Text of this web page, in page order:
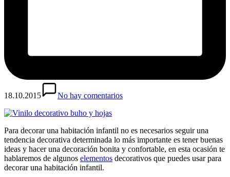
18.10.2015 No hay comentarios
Para decorar una habitación infantil no es necesarios seguir una
tendencia decorativa determinada lo más importante es tener buenas
ideas y hacer una decoración bonita y confortable, en esta ocasión te
hablaremos de algunos elementos decorativos que puedes usar para
decorar una habitación infantil.